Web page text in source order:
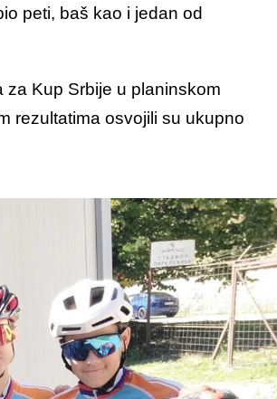
peti, baš kao i jedan od
Kup Srbije u planinskom
rezultatima osvojili su ukupno